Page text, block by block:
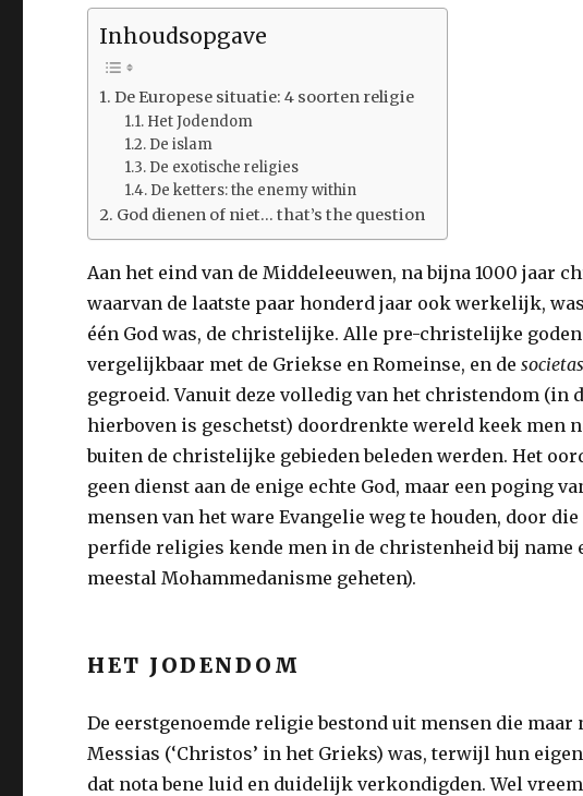
Inhoudsopgave
De Europese situatie: 4 soorten religie
Het Jodendom
De islam
De exotische religies
De ketters: the enemy within
God dienen of niet… that’s the question
Aan het eind van de Middeleeuwen, na bijna 1000 jaar
waarvan de laatste paar honderd jaar ook werkelijk,
één God was, de christelijke. Alle pre-christelijke
vergelijkbaar met de Griekse en Romeinse, en de
gegroeid. Vanuit deze volledig van het christendom (in
hierboven is geschetst) doordrenkte wereld keek men
buiten de christelijke gebieden beleden werden. Het
geen dienst aan de enige echte God, maar een poging
mensen van het ware Evangelie weg te houden, door die
perfide religies kende men in de christenheid bij name
meestal Mohammedanisme geheten).
HET JODENDOM
De eerstgenoemde religie bestond uit mensen die
Messias (‘Christos’ in het Grieks) was, terwijl hun
dat nota bene luid en duidelijk verkondigden. Wel